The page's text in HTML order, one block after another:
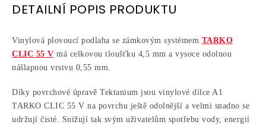
DETAILNÍ POPIS PRODUKTU
Vinylová plovoucí podlaha se zámkovým systémem TARKO
CLIC 55 V má celkovou tloušťku 4,5 mm a vysoce odolnou
nášlapnou vrstvu 0,55 mm.
Díky povrchové úpravě Tektanium jsou vinylové dílce A1
TARKO CLIC 55 V na povrchu ještě odolnější a velmi snadno se
udržují čisté. Snižují tak svým uživatelům spotřebu vody, energií